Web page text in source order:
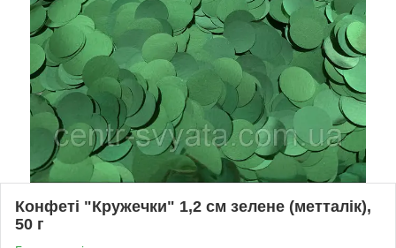
Конфеті "Кружечки" 1,2 см зелене (метталік),
50 г